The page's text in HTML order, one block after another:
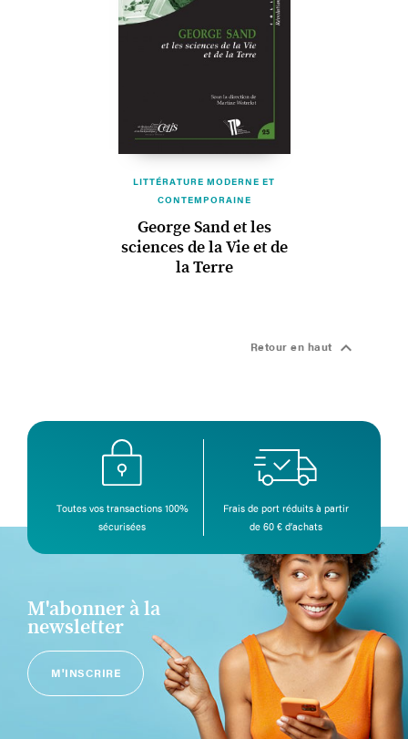
LITTÉRATURE MODERNE ET
CONTEMPORAINE
George Sand et les
sciences de la Vie et de
la Terre
Retour en haut 
Toutes vos transactions 100%
sécurisées
Frais de port réduits à partir
de 60 € d’achats
M'abonner à la
newsletter
M'INSCRIRE